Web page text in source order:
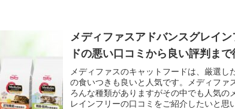
メディファスアドバンスグレイ
ドの悪い口コミから良い評判まで
メディファスのキャットフードは、厳選し
の食いつきも良いと人気です。メディファ
ろんな種類がありますがその中でも人気の
レインフリーの口コミをご紹介したいと思